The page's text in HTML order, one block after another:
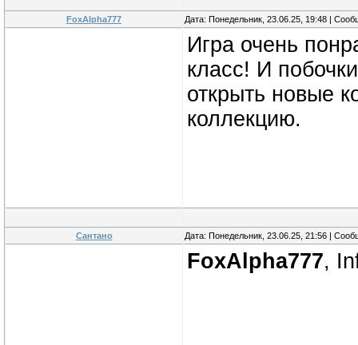
FoxAlpha777 Дата: Понедельник, 23.06.25, 19:48 |
Игра очень
класс! И
открыть новые
коллекцию.
Сантано Дата: Понедельник, 23.06.25, 21:56 |
FoxAlpha777,